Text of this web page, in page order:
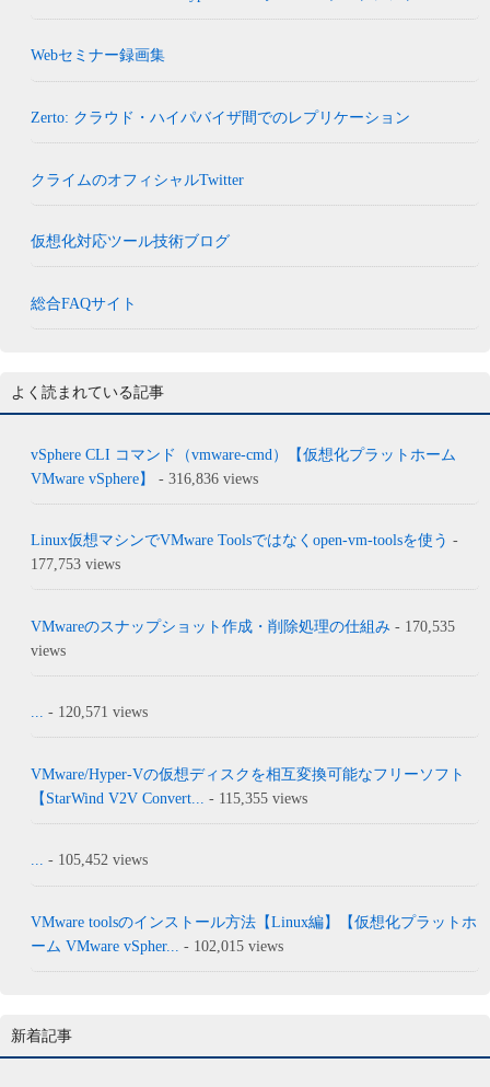
Webセミナー録画集
Zerto: クラウド・ハイパバイザ間でのレプリケーション
クライムのオフィシャルTwitter
仮想化対応ツール技術ブログ
総合FAQサイト
よく読まれている記事
vSphere CLI コマンド（vmware-cmd）【仮想化プラットホーム
VMware vSphere】
- 316,836 views
Linux仮想マシンでVMware Toolsではなくopen-vm-toolsを使う -
177,753 views
VMwareのスナップショット作成・削除処理の仕組み - 170,535
views
... - 120,571 views
VMware/Hyper-Vの仮想ディスクを相互変換可能なフリーソフト
【StarWind V2V Convert...
- 115,355 views
... - 105,452 views
VMware toolsのインストール方法【Linux編】【仮想化プラットホ
ーム VMware vSpher...
- 102,015 views
新着記事